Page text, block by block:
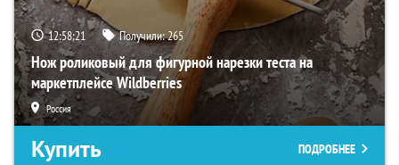
12:58:20 Получили:265
Нож роликовый для фигурной нарезки теста на
маркетплейсе Wildberries
Россия
Купить ПОДРОБНЕЕ